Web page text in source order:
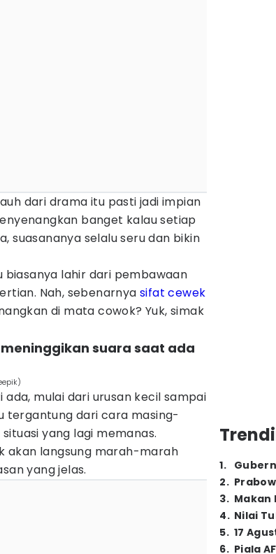
dari drama itu pasti jadi impian
banget kalau setiap
suasananya selalu seru dan bikin
biasanya lahir dari pembawaan
Nah, sebenarnya sifat cewek
di mata cowok? Yuk, simak
suara saat ada
mulai dari urusan kecil sampai
tergantung dari cara masing-
yang lagi memanas.
akan langsung marah-marah
yang jelas.
1.
2.
3. Makan
4. Nilai
5. 17
6. Piala